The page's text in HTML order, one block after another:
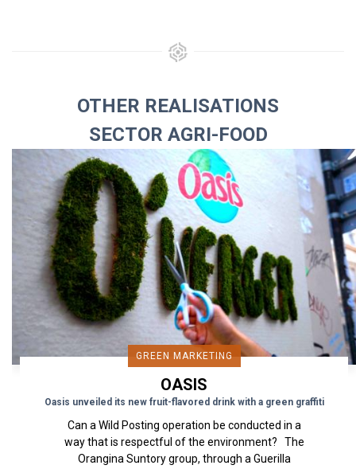
OTHER REALISATIONS
SECTOR AGRI-FOOD
GREEN MARKETING
OASIS
Oasis unveiled its new fruit-flavored drink with a green graffiti
Can a Wild Posting operation be conducted in a
way that is respectful of the environment? The
Orangina Suntory group, through a Guerilla